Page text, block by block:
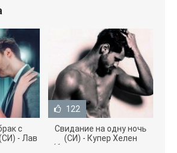
с
- Лав
122
Свидание на одну ночь
(СИ) - Купер Хелен
(бесплатные серии книг